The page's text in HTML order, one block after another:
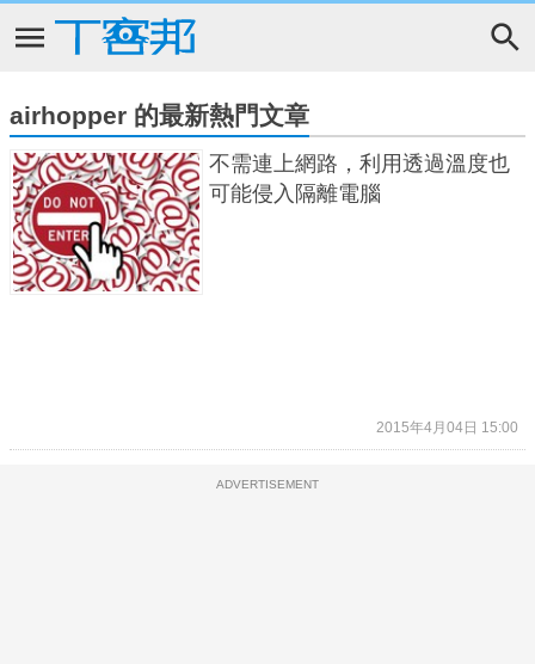
airhopper 的最新熱門文章
不需連上網路，利用透過溫度也
可能侵入隔離電腦
2015年4月04日 15:00
ADVERTISEMENT